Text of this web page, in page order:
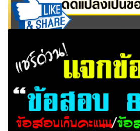
รวมข้อสอบประถมศึกษาทุกวิชา สำหรั
เสริม เพิ่มเติมความรู้